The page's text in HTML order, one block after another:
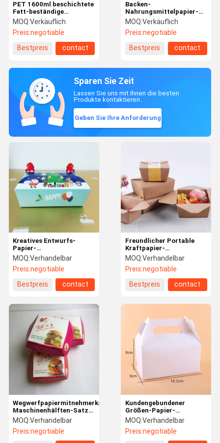
PET 1600ml beschichtete
Fett-beständige
Papiermitnehmerbehälter
MOQ:Verkäuflich
Preis:negotiable
Bestpreis
contact
Backen-
Nahrungsmittelpapier-
Mitnehmerbehälter mit
Plastikdeckeln fertigten
Logo besonders an
MOQ:Verkäuflich
Preis:negotiable
Bestpreis
contact
Sparen Sie Zeit
Lassen Sie uns mit Ihnen die besten
Produkte kontaktieren.
Geben Sie Ihre Anforderung
Freundlicher Portable
Kraftpapier-
Mitnehmerkasten-
einteiliger
Wegwerfentwurf Eco
MOQ:Verhandelbar
Preis:negotiable
Bestpreis
contact
Kreatives Entwurfs-
Papier-
Mitnehmerkasten-
Schnalle genauer,
bedienungsfreundliche
Sgs-FDA bescheinigt
MOQ:Verhandelbar
Preis:negotiable
Bestpreis
contact
Kundengebundener
Größen-Papier-
Mitnehmerbehälter-
gebratenes Hühnerkasten
SGS FDA bescheinigte
MOQ:Verhandelbar
Preis:negotiable
Wegwerfpapiermitnehmerkasten-
Maschinenhälften-Satz-
Burger-Verpackenkasten-
Restaurants
MOQ:Verhandelbar
Preis:negotiable